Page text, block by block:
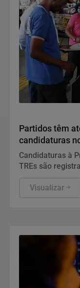
Partidos têm
candidaturas
Candidaturas à
TREs são
assembleias
Visualizar